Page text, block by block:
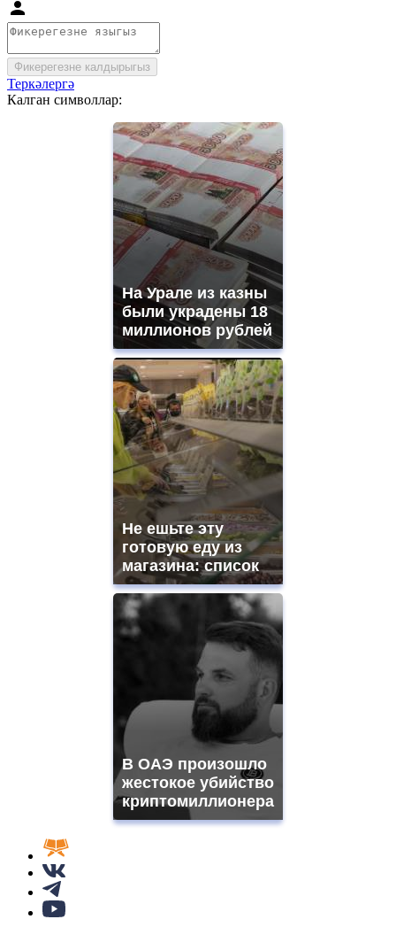
Фикерегезне калдырыгыз
Теркәлергә
Калган символлар:
На Урале из казны
были украдены 18
миллионов рублей
Не ешьте эту
готовую еду из
магазина: список
В ОАЭ произошло
жестокое убийство
криптомиллионера